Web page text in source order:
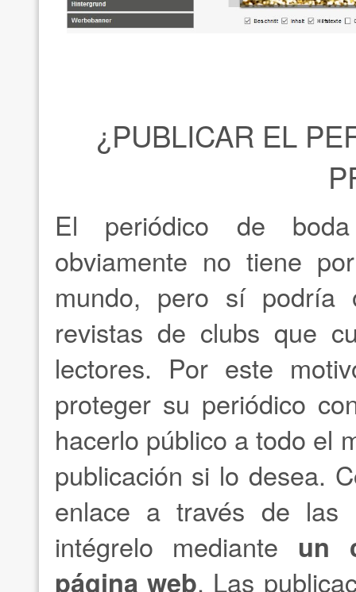
¿PUBLICAR EL
El periódico de boda
obviamente no tiene
mundo, pero sí podría
revistas de clubs que
lectores. Por este
proteger su periódico
hacerlo público a todo el
publicación si lo desea.
enlace a través de las
intégrelo mediante un
página web. Las